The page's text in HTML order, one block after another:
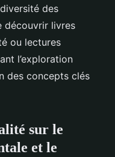
des
découvrir livres
ou lectures
l’exploration
des concepts clés
sur le
et le